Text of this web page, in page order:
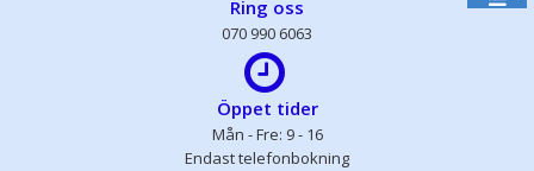
Ring oss
070 990 6063
Öppet tider
Mån - Fre: 9 - 16
Endast telefonbokning